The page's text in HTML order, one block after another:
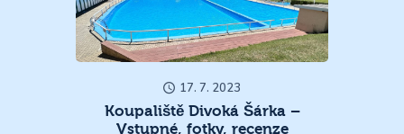
17. 7. 2023
Koupaliště Divoká Šárka –
Vstupné, fotky, recenze